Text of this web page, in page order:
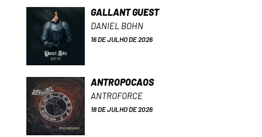
GALLANT GUEST
DANIEL BOHN
16 DE JULHO DE 2026
ANTROPOCAOS
ANTROFORCE
18 DE JULHO DE 2026